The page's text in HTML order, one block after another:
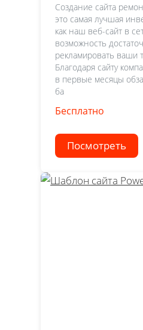
Создание сайта
это самая лучшая
как наш веб-сайт в
возможность
рекламировать ваши
Благодаря сайту
в первые месяцы
ба
Бесплатно
Посмотреть